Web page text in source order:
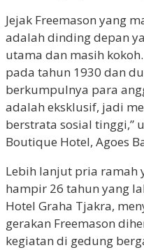
Jejak Freemason yang
adalah dinding depan
utama dan masih
pada tahun 1930 dan
berkumpulnya para
adalah eksklusif, jadi
berstrata sosial tinggi,”
Boutique Hotel, Agoes
Lebih lanjut pria ramah
hampir 26 tahun yang
Hotel Graha Tjakra,
gerakan Freemason
kegiatan di gedung